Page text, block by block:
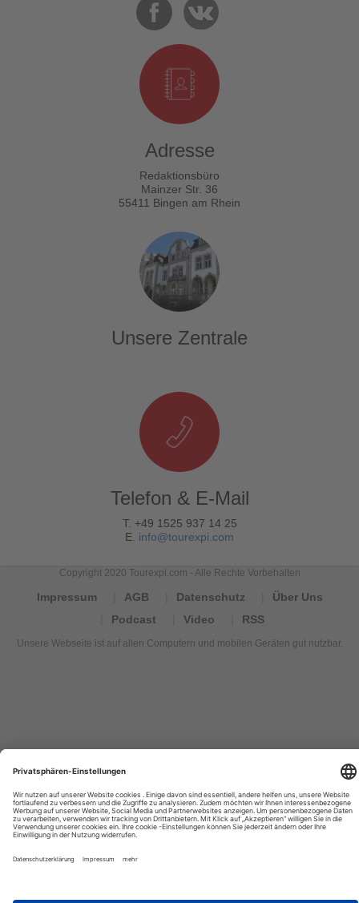
Adresse
Redaktionsbüro
Mainzer Str. 36
55411 Bingen am Rhein
Unsere Zentrale
Telefon & E-Mail
T. +49 1525 937 14 25
E. info@tourexpi.com
Copyright 2020 Tourexpi.com - Alle Rechte Vorbehalten
Impressum AGB Datenschutz
Über Uns
Podcast
Video RSS
Unsere Webseite ist auf allen Computern und mobilen Geräten gut nutzbar.
de
Tourismus
Nachrichten,
новости
news,